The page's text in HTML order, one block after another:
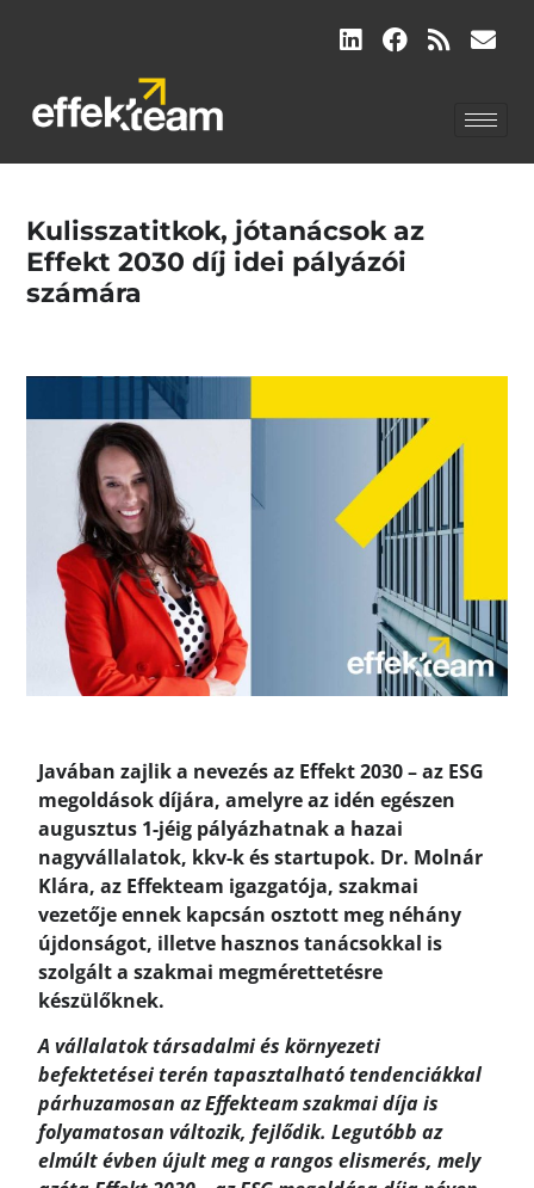
Kulisszatitkok, jótanácsok az
Effekt 2030 díj idei pályázói
számára
Javában zajlik a nevezés az Effekt 2030 – az ESG
megoldások díjára, amelyre az idén egészen
augusztus 1-jéig pályázhatnak a hazai
nagyvállalatok, kkv-k és startupok. Dr. Molnár
Klára, az Effekteam igazgatója, szakmai
vezetője ennek kapcsán osztott meg néhány
újdonságot, illetve hasznos tanácsokkal is
szolgált a szakmai megmérettetésre
készülőknek.
A vállalatok társadalmi és környezeti
befektetései terén tapasztalható tendenciákkal
párhuzamosan az Effekteam szakmai díja is
folyamatosan változik, fejlődik. Legutóbb az
elmúlt évben újult meg a rangos elismerés, mely